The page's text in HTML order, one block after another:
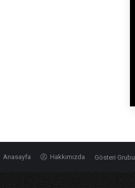
Anasayfa Hakkımızda Gösteri Grubu